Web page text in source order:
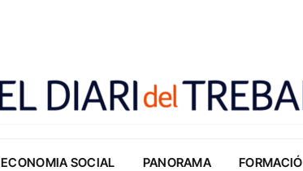
ECONOMIA SOCIAL PANORAMA FORMACIÓ